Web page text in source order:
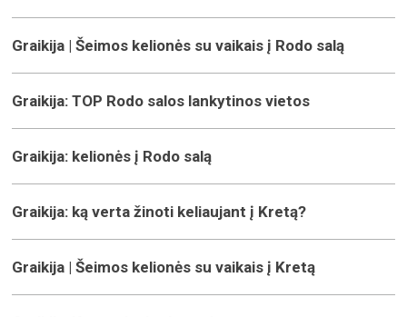
Graikija | Šeimos kelionės su vaikais į Rodo salą
Graikija: TOP Rodo salos lankytinos vietos
Graikija: kelionės į Rodo salą
Graikija: ką verta žinoti keliaujant į Kretą?
Graikija | Šeimos kelionės su vaikais į Kretą